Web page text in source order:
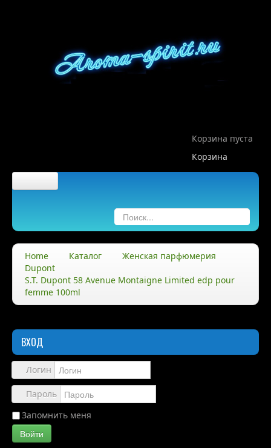
Корзина пуста
Корзина
О нас
Правила
Обзоры
Каталог
Контакты
Home Каталог
Женская парфюмерия
Dupont
S.T. Dupont 58 Avenue Montaigne Limited edp pour
femme 100ml
ВХОД
Логин
Пароль
Запомнить меня
Войти